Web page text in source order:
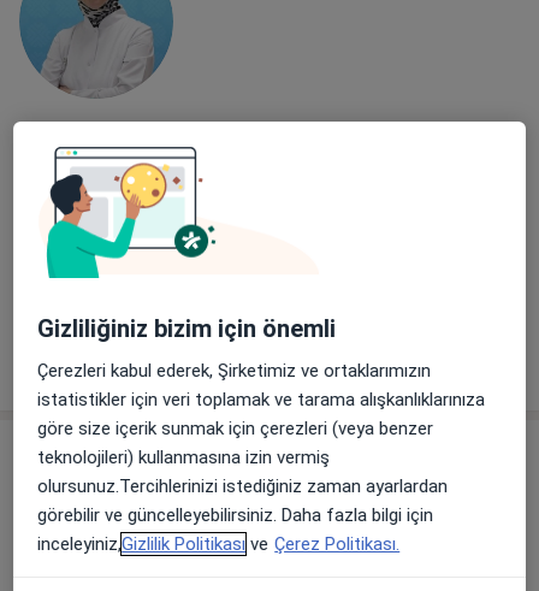
Dr. Öğr. Üyesi Esra Karaaslan
Göğüs hastalıkları
2 görüş
Medipol Üniversitesi Sefaköy Hastanesi
Randevu talep et
Gizliliğiniz bizim için önemli
Çerezleri kabul ederek, Şirketimiz ve ortaklarımızın
istatistikler için veri toplamak ve tarama alışkanlıklarınıza
göre size içerik sunmak için çerezleri (veya benzer
teknolojileri) kullanmasına izin vermiş
olursunuz.Tercihlerinizi istediğiniz zaman ayarlardan
görebilir ve güncelleyebilirsiniz. Daha fazla bilgi için
inceleyiniz,Gizlilik Politikası ve Çerez Politikası.